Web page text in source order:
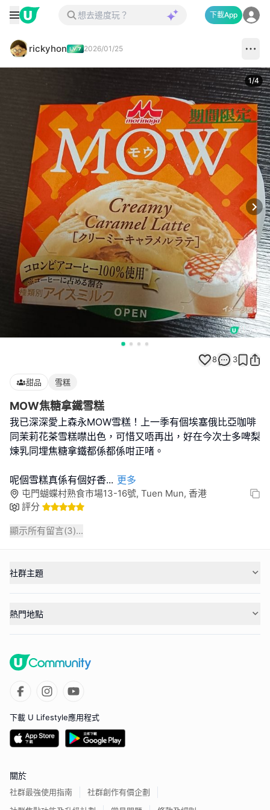
下載App
rickyhon 2026/01/25
1/4
8 3
甜品 雪糕
MOW焦糖拿鐵雪糕
我已深深愛上森永MOW雪糕！上一季有個埃塞俄比亞咖啡
同茉莉花茶雪糕噤出色，可惜又唔再出，好在今次士多啤梨
煉乳同埋焦糖拿鐵都係都係咁正啫。
呢個雪糕真係有個好香... 更多
屯門蝴蝶村熟食市場13-16號, Tuen Mun, 香港
評分
顯示所有留言(3)...
社群主題
熱門地點
下載 U Lifestyle應用程式
關於
社群最強使用指南
社群創作有價企劃